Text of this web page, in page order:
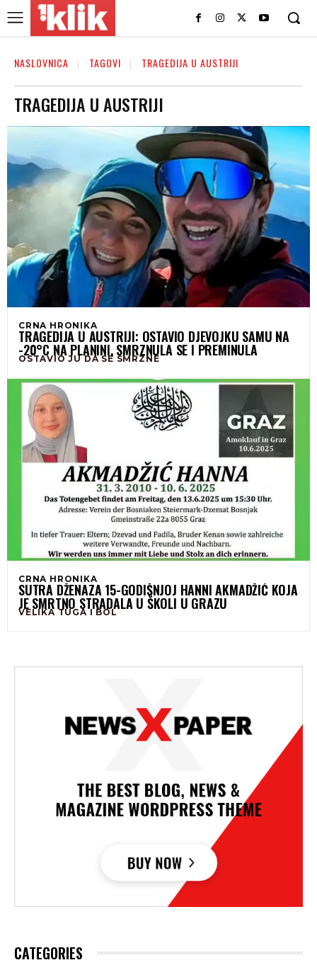
NASLOVNICA TAGOVI TRAGEDIJA U AUSTRIJI
TRAGEDIJA U AUSTRIJI
CRNA HRONIKA
TRAGEDIJA U AUSTRIJI: OSTAVIO DJEVOJKU SAMU NA
-20°C NA PLANINI, SMRZNULA SE I PREMINULA
OSTAVIO JU DA SE SMRZNE
CRNA HRONIKA
SUTRA DŽENAZA 15-GODIŠNJOJ HANNI AKMADŽIĆ KOJA
JE SMRTNO STRADALA U ŠKOLI U GRAZU
VELIKA TUGA I BOL
CATEGORIES